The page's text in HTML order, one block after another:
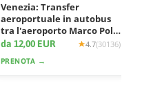
Venezia: Transfer
aeroportuale in autobus
tra l'aeroporto Marco Polo
e la città
da 12,00 EUR 4.7(30136)
PRENOTA →